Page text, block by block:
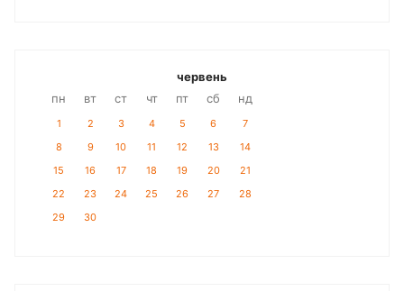
червень
пн
вт ст чт пт сб нд
1 2 3 4 5 6
7
8
9 10 11 12 13
14
15
16 17 18 19 20
21
22
23 24 25 26 27
28
29
30